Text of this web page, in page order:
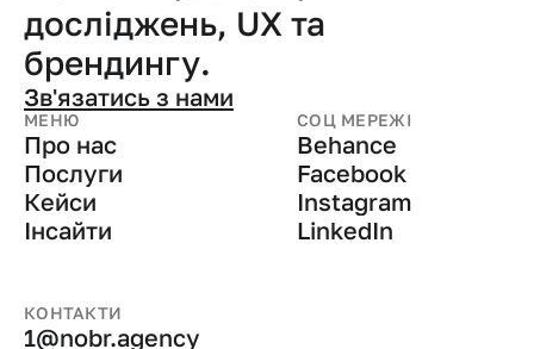
досліджень, UX та
брендингу.
Зв'язатись з нами
МЕНЮ
Про нас
Послуги
Кейси
Інсайти
СОЦ МЕРЕЖІ
Behance
Facebook
Instagram
LinkedIn
КОНТАКТИ
1@nobr.agency